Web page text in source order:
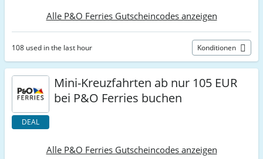
Alle P&O Ferries Gutscheincodes anzeigen
108 used in the last hour Konditionen
DEAL
Mini-Kreuzfahrten ab nur 105 EUR
bei P&O Ferries buchen
Alle P&O Ferries Gutscheincodes anzeigen